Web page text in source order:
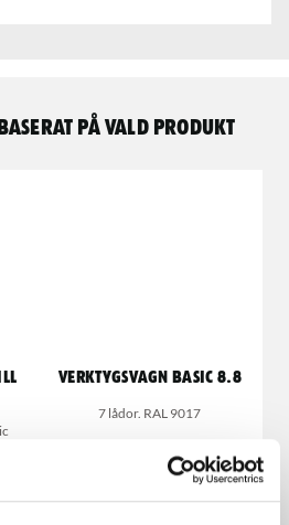
på vald produkt
Verktygsvagn Basic 8.8
7 lådor. RAL 9017